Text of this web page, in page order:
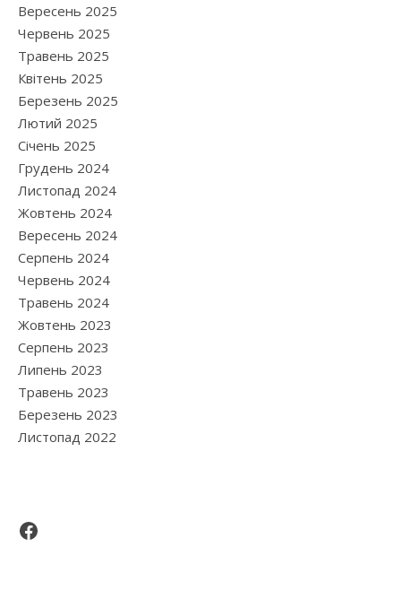
Вересень 2025
Червень 2025
Травень 2025
Квітень 2025
Березень 2025
Лютий 2025
Січень 2025
Грудень 2024
Листопад 2024
Жовтень 2024
Вересень 2024
Серпень 2024
Червень 2024
Травень 2024
Жовтень 2023
Серпень 2023
Липень 2023
Травень 2023
Березень 2023
Листопад 2022
Facebook